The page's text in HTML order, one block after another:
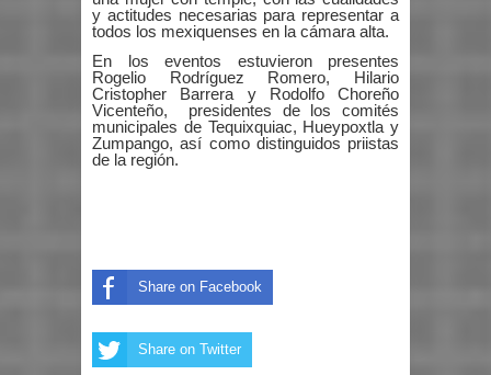
y actitudes necesarias para representar a
todos los mexiquenses en la cámara alta.
En los eventos estuvieron presentes
Rogelio Rodríguez Romero, Hilario
Cristopher Barrera y Rodolfo Choreño
Vicenteño, presidentes de los comités
municipales de Tequixquiac, Hueypoxtla y
Zumpango, así como distinguidos priistas
de la región.
Share on Facebook
Share on Twitter